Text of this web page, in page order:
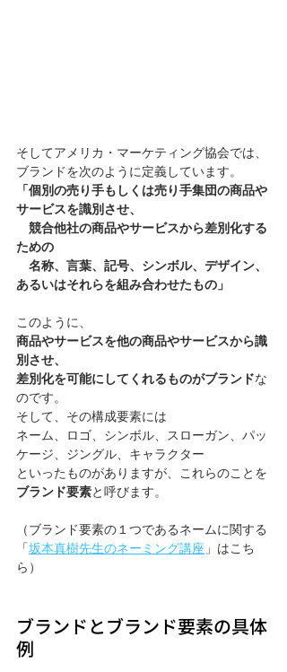
そしてアメリカ・マーケティング協会では、
ブランドを次のように定義しています。
「個別の売り手もしくは売り手集団の商品や
サービスを識別させ、
競合他社の商品やサービスから差別化する
ための
名称、言葉、記号、シンボル、デザイン、
あるいはそれらを組み合わせたもの」
このように、
商品やサービスを他の商品やサービスから識
別させ、
差別化を可能にしてくれるものがブランドな
のです。
そして、その構成要素には
ネーム、ロゴ、シンボル、スローガン、パッ
ケージ、ジングル、キャラクター
といったものがありますが、これらのことを
ブランド要素と呼びます。
（ブランド要素の１つであるネームに関する
「坂本真樹先生のネーミング講座 」はこち
ら）
ブランドとブランド要素の具体
例